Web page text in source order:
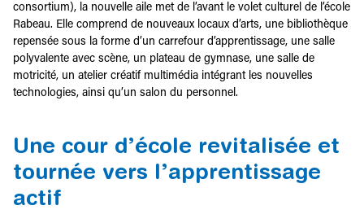
consortium), la nouvelle aile met de l’avant le volet culturel de l’école
Rabeau. Elle comprend de nouveaux locaux d’arts, une bibliothèque
repensée sous la forme d’un carrefour d’apprentissage, une salle
polyvalente avec scène, un plateau de gymnase, une salle de
motricité, un atelier créatif multimédia intégrant les nouvelles
technologies, ainsi qu’un salon du personnel.
Une cour d’école revitalisée et
tournée vers l’apprentissage
actif